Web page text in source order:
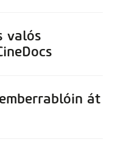
valós
át